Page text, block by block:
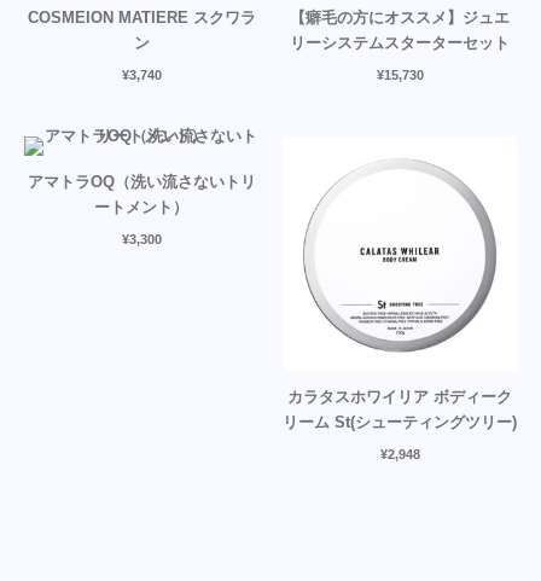
COSMEION MATIERE スクワラ
ン
¥3,740
【癖毛の方にオススメ】ジュエ
リーシステムスターターセット
¥15,730
アマトラOQ（洗い流さないトリ
ートメント）
¥3,300
カラタスホワイリア ボディーク
リーム St(シューティングツリー)
¥2,948